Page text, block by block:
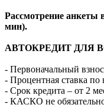
Рассмотрение анкеты
мин).
АВТОКРЕДИТ ДЛЯ
- Первоначальный
- Процентная ставка по
- Срок кредита – от 2
- КАСКО не